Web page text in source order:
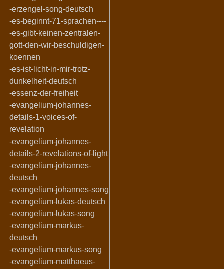
-erzengel-song-deutsch
-es-beginnt-71-sprachen----
-es-gibt-keinen-zentralen-
gott-den-wir-beschuldigen-
koennen
-es-ist-licht-in-mir-trotz-
dunkelheit-deutsch
-essenz-der-freiheit
-evangelium-johannes-
details-1-voices-of-
revelation
-evangelium-johannes-
details-2-revelations-of-light
-evangelium-johannes-
deutsch
-evangelium-johannes-song
-evangelium-lukas-deutsch
-evangelium-lukas-song
-evangelium-markus-
deutsch
-evangelium-markus-song
-evangelium-matthaeus-